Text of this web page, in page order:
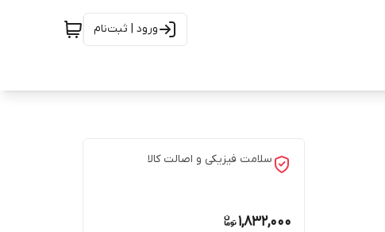
ورود | ثبت‌نام
سلامت فیزیکی و اصالت کالا
1,832,000